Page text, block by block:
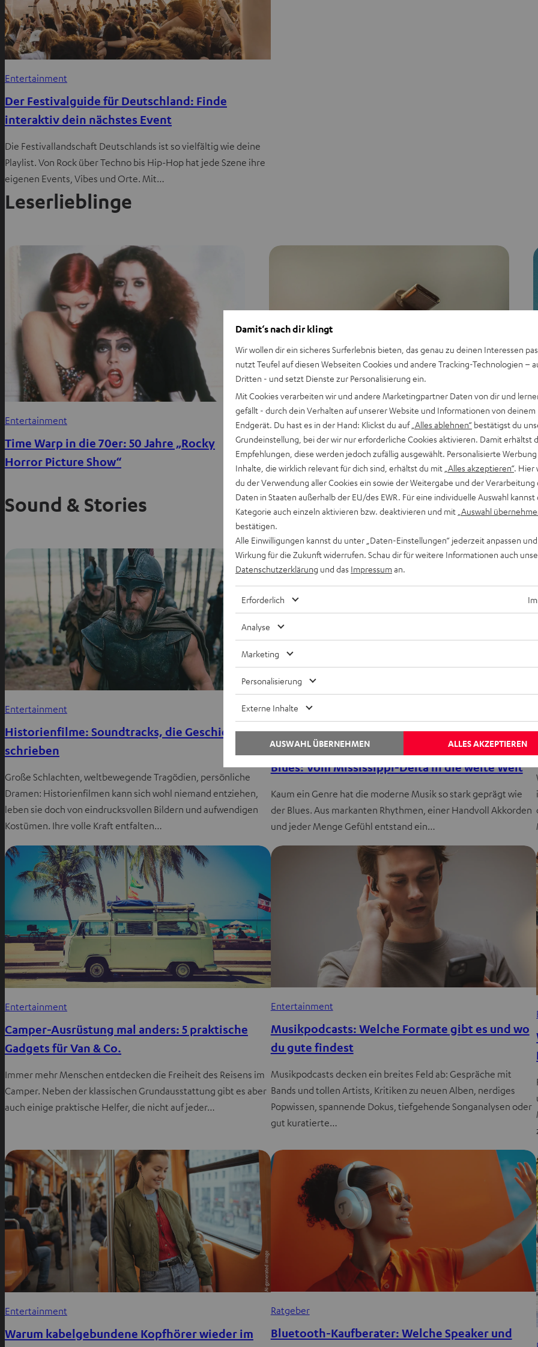
Entertainment
Der Festivalguide für Deutschland: Finde
interaktiv dein nächstes Event
Die Festivallandschaft Deutschlands ist so vielfältig wie deine
Playlist. Von Rock über Techno bis Hip-Hop hat jede Szene ihre
eigenen Events, Vibes und Orte. Mit…
Leserlieblinge
Entertainment
Time Warp in die 70er: 50 Jahre „Rocky
Horror Picture Show“
Wissen
USB-C: Alles Wichtige zum praktischen USB-
Anschluss
Sound & Stories
Entertainment
Historienfilme: Soundtracks, die Geschichte
schrieben
Große Schlachten, weltbewegende Tragödien, persönliche
Dramen: Historienfilmen kann sich wohl niemand entziehen,
leben sie doch von eindrucksvollen Bildern und aufwendigen
Kostümen. Ihre volle Kraft entfalten…
Entertainment
Blues: Vom Mississippi-Delta in die weite Welt
Kaum ein Genre hat die moderne Musik so stark geprägt wie
der Blues. Aus markanten Rhythmen, einer Handvoll Akkorden
und jeder Menge Gefühl entstand ein…
Entertainment
Camper-Ausrüstung mal anders: 5 praktische
Gadgets für Van & Co.
Immer mehr Menschen entdecken die Freiheit des Reisens im
Camper. Neben der klassischen Grundausstattung gibt es aber
auch einige praktische Helfer, die nicht auf jeder…
Entertainment
Musikpodcasts: Welche Formate gibt es und wo
du gute findest
Musikpodcasts decken ein breites Feld ab: Gespräche mit
Bands und tollen Artists, Kritiken zu neuen Alben, nerdiges
Popwissen, spannende Dokus, tiefgehende Songanalysen oder
gut kuratierte…
Entertainment
Warum kabelgebundene Kopfhörer wieder im
Ratgeber
Bluetooth-Kaufberater: Welche Speaker und
Damit‘s nach dir klingt
Wir wollen dir ein sicheres Surferlebnis bieten, das genau zu deinen Interessen
nutzt Teufel auf diesen Webseiten Cookies und andere Tracking-Technologien –
Dritten - und setzt Dienste zur Personalisierung ein.
Mit Cookies verarbeiten wir und andere Marketingpartner Daten von dir und
gefällt - durch dein Verhalten auf unserer Website und Informationen von deinem
Endgerät. Du hast es in der Hand: Klickst du auf „Alles ablehnen“ bestätigst du
Grundeinstellung, bei der wir nur erforderliche Cookies aktivieren. Damit erhältst
Empfehlungen, diese werden jedoch zufällig ausgewählt. Personalisierte
Inhalte, die wirklich relevant für dich sind, erhältst du mit „Alles akzeptieren“. Hier
du der Verwendung aller Cookies ein sowie der Weitergabe und der Verarbeitung
Daten in Staaten außerhalb der EU/des EWR. Für eine individuelle Auswahl kannst
Kategorie auch einzeln aktivieren bzw. deaktivieren und mit „Auswahl
bestätigen.
Alle Einwilligungen kannst du unter „Daten-Einstellungen“ jederzeit anpassen
Wirkung für die Zukunft widerrufen. Schau dir für weitere Informationen auch
Datenschutzerklärung und das Impressum an.
Erforderlich
Analyse
Marketing
Personalisierung
Externe Inhalte
ALLES AKZEPTIEREN
AUSWAHL ÜBERNEHMEN